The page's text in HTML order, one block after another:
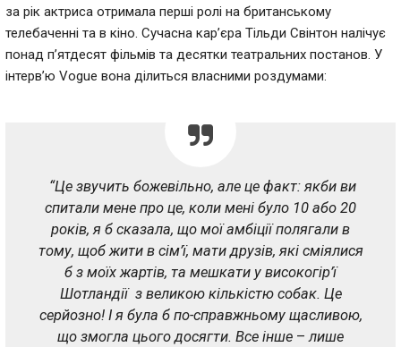
за рік актриса отримала перші ролі на британському
телебаченні та в кіно. Сучасна кар’єра Тільди Свінтон налічує
понад п’ятдесят фільмів та десятки театральних постанов. У
інтерв’ю Vogue вона ділиться власними роздумами:
“Це звучить божевільно, але це факт: якби ви
спитали мене про це, коли мені було 10 або 20
років, я б сказала, що мої амбіції полягали в
тому, щоб жити в сім’ї, мати друзів, які сміялися
б з моїх жартів, та мешкати у високогір’ї
Шотландії з великою кількістю собак. Це
серйозно! І я була б по-справжньому щасливою,
що змогла цього досягти. Все інше – лише